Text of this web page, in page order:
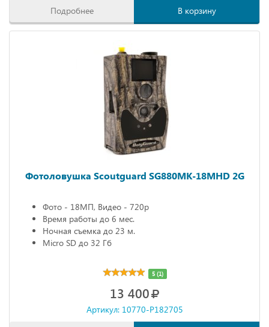
Подробнее В корзину
Фотоловушка Scoutguard SG880MK-18MHD 2G
Фото - 18МП, Видео - 720р
Время работы до 6 мес.
Ночная съемка до 23 м.
Micro SD до 32 Гб
5 (1)
13 400
Артикул: 10770-P182705